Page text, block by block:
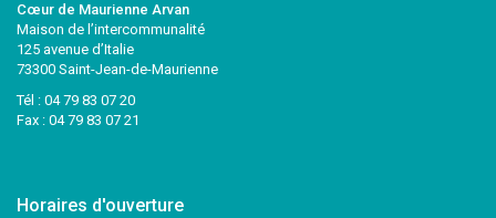
Cœur de Maurienne Arvan
Maison de l’intercommunalité
125 avenue d’Italie
73300 Saint-Jean-de-Maurienne
Tél : 04 79 83 07 20
Fax : 04 79 83 07 21
Horaires d'ouverture